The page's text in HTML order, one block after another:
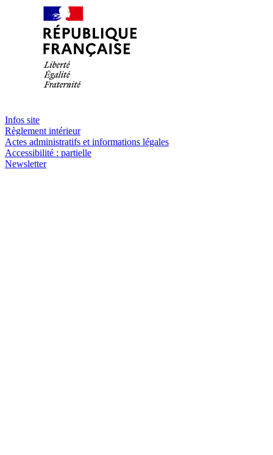
Infos site
Règlement intérieur
Actes administratifs et informations légales
Accessibilité : partielle
Newsletter